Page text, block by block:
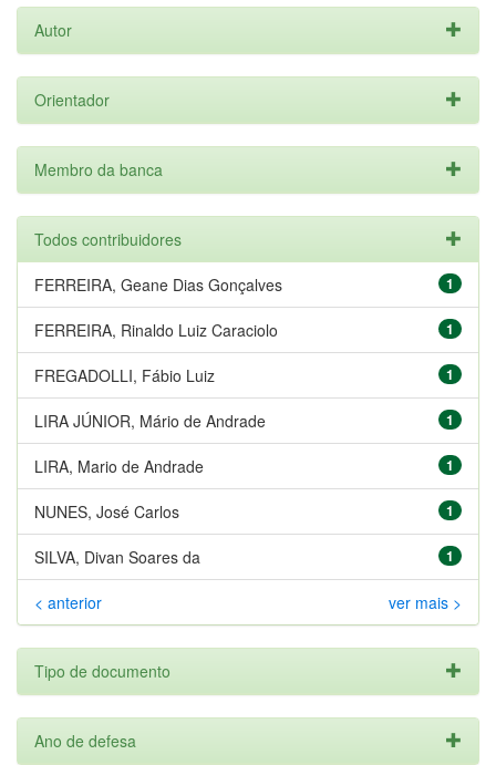
Autor
Orientador
Membro da banca
Todos contribuidores
1
FERREIRA, Geane Dias Gonçalves
1
FERREIRA, Rinaldo Luiz Caraciolo
1
FREGADOLLI, Fábio Luiz
1
LIRA JÚNIOR, Mário de Andrade
1
LIRA, Mario de Andrade
1
NUNES, José Carlos
1
SILVA, Divan Soares da
< anterior ver mais >
Tipo de documento
Ano de defesa